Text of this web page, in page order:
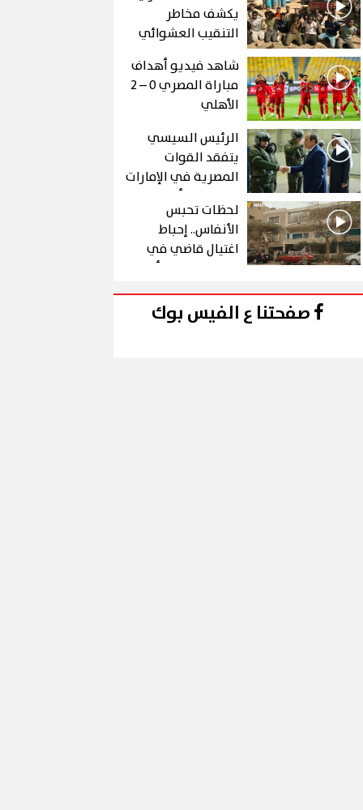
يكشف مخاطر
التنقيب العشوائي
عن الذهب في "درع
الجنوب"
شاهد فيديو أهداف
مباراة المصري 0 – 2
الأهلي
الرئيس السيسي
يتفقد القوات
المصرية في الإمارات
خلال زيارة أخوية
لحظات تحبس
الأنفاس.. إحباط
اغتيال قاضي في
الحلقة 10 من رأس
صفحتنا ع الفيس بوك